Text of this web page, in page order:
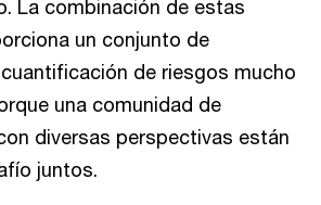
La combinación de estas
un conjunto de
de riesgos mucho
una comunidad de
diversas perspectivas están
juntos.